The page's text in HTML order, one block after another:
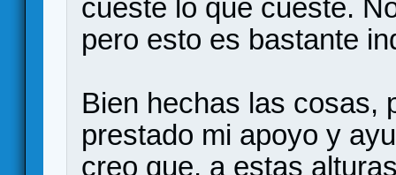
cueste lo que cueste.
pero esto es bastante
Bien hechas las cosas,
prestado mi apoyo y
creo que, a estas